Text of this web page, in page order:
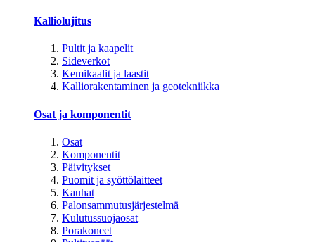
Kalliolujitus
Pultit ja kaapelit
Sideverkot
Kemikaalit ja laastit
Kalliorakentaminen ja geotekniikka
Osat ja komponentit
Osat
Komponentit
Päivitykset
Puomit ja syöttölaitteet
Kauhat
Palonsammutusjärjestelmä
Kulutussuojaosat
Porakoneet